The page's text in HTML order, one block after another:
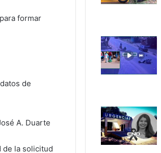
para formar
de
A. Duarte
de la solicitud